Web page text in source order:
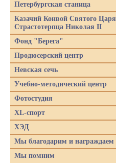
Петербургская станица
Казачий Конвой Святого Царя
Страстотерпца Николая II
Фонд "Берега"
Продюсерский центр
Невская сечь
Учебно-методический центр
Фотостудия
XL-спорт
ХЭД
Мы благодарим и награждаем
Мы помним